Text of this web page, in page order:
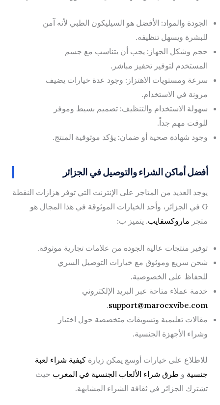
الجودة والمواد: الأفضل هو السيليكون الطبي لأنه آمن
للبشرة ويسهل تنظيفه.
حجم وشكل الجهاز: يجب أن يتناسب مع جسم
المستخدم لتوفير تحفيز مباشر.
سرعة ومستويات الاهتزاز: وجود عدة خيارات يضيف
مرونة في الاستخدام.
سهولة الاستخدام والتنظيف: تصميم بسيط وموفر
للوقت مهم جداً.
وجود شهادة صحية أو ضمان: يؤكد موثوقية المنتج.
أفضل أماكن الشراء والتوصيل في الجزائر
يوجد العديد من المتاجر على الإنترنت التي توفر هزازات النقطة
G في الجزائر، وأحد الخيارات الموثوقة في هذا المجال هو
متجر ماروكسفايب. يتميز ب:
توفير منتجات عالية الجودة من علامات تجارية موثوقة.
شحن سريع وموثوق مع خيارات التوصيل السري
للحفاظ على الخصوصية.
خدمة عملاء متاحة عبر البريد الإلكتروني
support@marocxvibe.com
.
مقالات تعليمية وتسويقات متخصصة حول اختيار
وشراء الأجهزة الجنسية.
للاطلاع على خيارات أوسع يمكن زيارة كيفية شراء لعبة
جنسية و طرق شراء الألعاب الجنسية في المغرب حيث
تشترك الجزائر في ثقافة الشراء المشابهة.